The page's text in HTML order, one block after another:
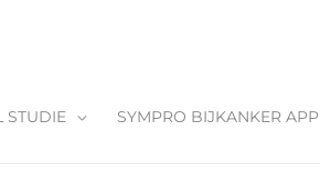
STUDIE SYMPRO BIJKANKER APP